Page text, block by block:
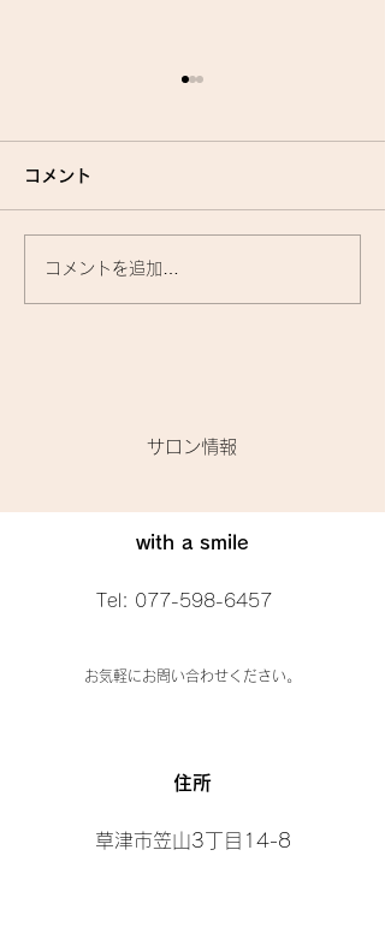
『洗いながさないトリー
コメント
コメントを追加…
​サロン情報
with a smile
Tel: 077-598-6457
お気軽にお問い合わせください。
​住所
草津市笠山3丁目14-8